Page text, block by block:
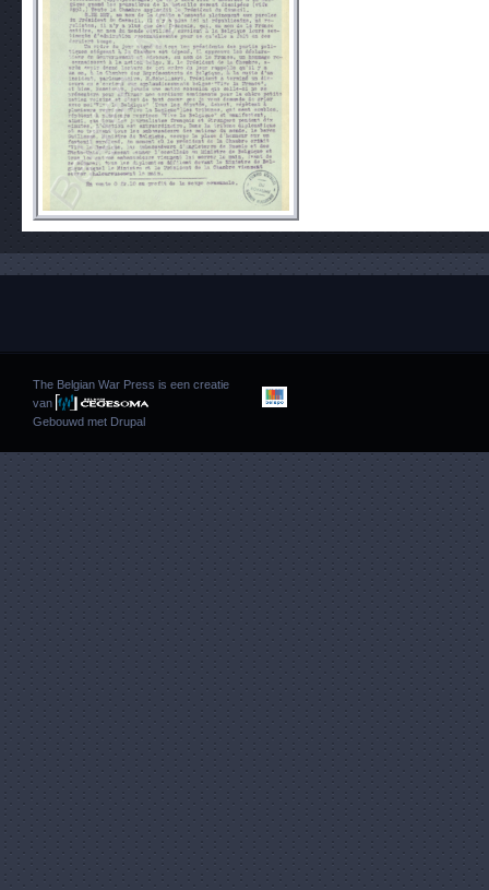
The Belgian War Press is een creatie
van
Gebouwd met Drupal